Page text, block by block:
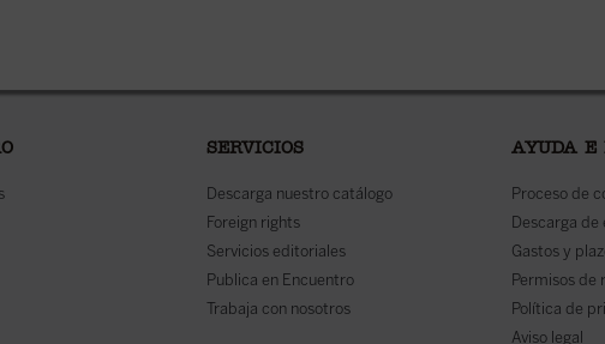
SERVICIOS
Descarga nuestro catálogo
Foreign rights
Servicios editoriales
Publica en Encuentro
Trabaja con nosotros
AYUDA E
Proceso de
Descarga de
Gastos y
Permisos de
Política de
Aviso legal